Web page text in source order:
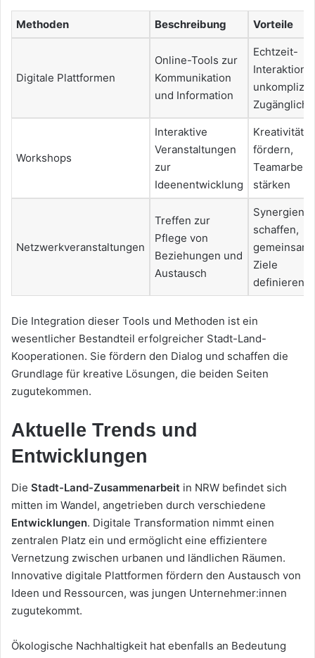
Methoden Beschreibung Vorteile
Digitale Plattformen
Online-Tools zur
Kommunikation
und Information
Echtzeit-
Interaktion,
Workshops
Interaktive
Veranstaltungen
zur
Ideenentwicklung
Kreativität
fördern,
Teamarbeit
stärken
Netzwerkveranstaltungen
Treffen zur
Pflege von
Beziehungen und
Austausch
Synergien
schaffen,
Ziele
definieren
Die Integration dieser Tools und Methoden ist ein
wesentlicher Bestandteil erfolgreicher Stadt-Land-
Kooperationen. Sie fördern den Dialog und schaffen die
Grundlage für kreative Lösungen, die beiden Seiten
zugutekommen.
Aktuelle Trends und
Entwicklungen
Die Stadt-Land-Zusammenarbeit in NRW befindet sich
mitten im Wandel, angetrieben durch verschiedene
Entwicklungen. Digitale Transformation nimmt einen
zentralen Platz ein und ermöglicht eine effizientere
Vernetzung zwischen urbanen und ländlichen Räumen.
Innovative digitale Plattformen fördern den Austausch von
Ideen und Ressourcen, was jungen Unternehmer:innen
zugutekommt.
Ökologische Nachhaltigkeit hat ebenfalls an Bedeutung